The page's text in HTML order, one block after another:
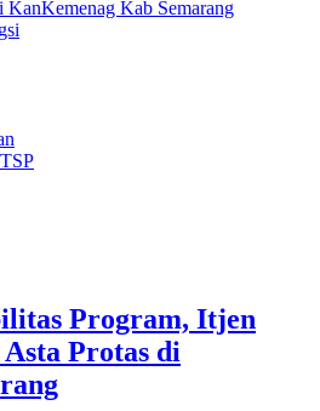
KanKemenag Kab Semarang
Program, Itjen
Protas di